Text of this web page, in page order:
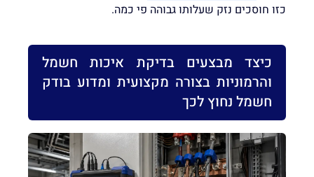
כזו חוסכים נזק שעלותו גבוהה פי כמה.
כיצד מבצעים בדיקת איכות חשמל
והרמוניות בצורה מקצועית ומדוע בודק
חשמל נחוץ לכך